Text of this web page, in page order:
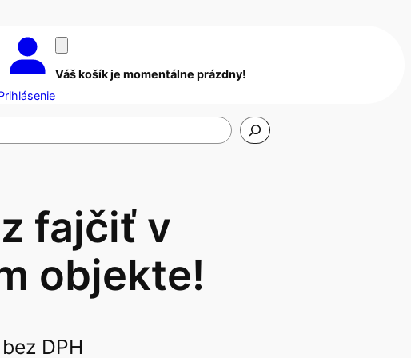
Váš košík je momentálne prázdny!
fajčiť v
objekte!
bez DPH